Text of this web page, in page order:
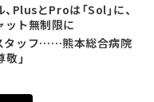
PlusとProは「Sol」に、
ット無制限に
タッフ……熊本総合病院
」